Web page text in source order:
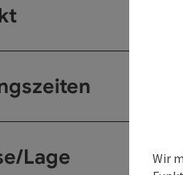
Lage
Wir